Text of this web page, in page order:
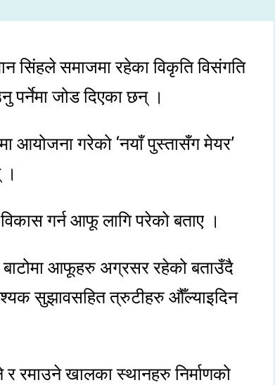
सिंहले समाजमा रहेका विकृति विसंगति
पर्नेमा जोड दिएका छन् ।
आयोजना गरेको ‘नयाँ पुस्तासँग मेयर’
।
गर्न आफू लागि परेको बताए ।
आफूहरु अग्रसर रहेको बताउँदै
सुझावसहित त्रुटीहरु औँल्याइदिन
रमाउने खालका स्थानहरु निर्माणको